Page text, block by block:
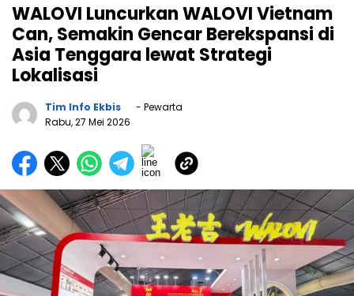
WALOVI Luncurkan WALOVI Vietnam
Can, Semakin Gencar Berekspansi di
Asia Tenggara lewat Strategi
Lokalisasi
Tim Info Ekbis
- Pewarta
Rabu, 27 Mei 2026